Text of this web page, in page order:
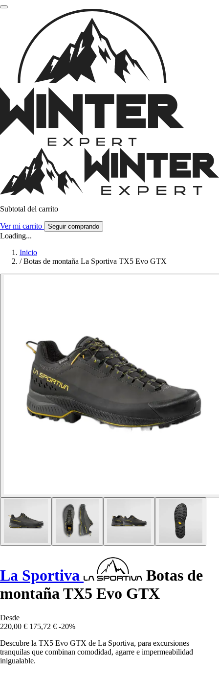
Subtotal del carrito
Ver mi carrito Seguir comprando
Loading...
Inicio
/ Botas de montaña La Sportiva TX5 Evo GTX
La Sportiva
Botas de
montaña TX5 Evo GTX
Desde
220,00 € 175,72 € -20%
Descubre la TX5 Evo GTX de La Sportiva, para excursiones
tranquilas que combinan comodidad, agarre e impermeabilidad
inigualable.